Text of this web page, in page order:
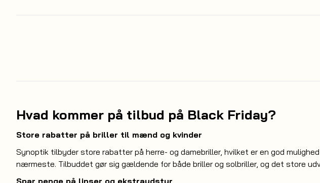
Hvad kommer på tilbud på Black Friday?
Store rabatter på briller til mænd og kvinder
Synoptik tilbyder store rabatter på herre- og damebriller, hvilket er en god
nærmeste. Tilbuddet gør sig gældende for både briller og solbriller, og det store
Spar penge på linser og ekstraudstyr